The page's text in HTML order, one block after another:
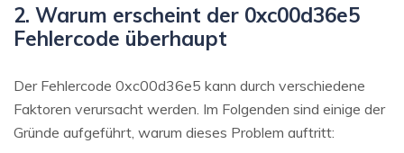
2. Warum erscheint der 0xc00d36e5
Fehlercode überhaupt
Der Fehlercode 0xc00d36e5 kann durch verschiedene
Faktoren verursacht werden. Im Folgenden sind einige der
Gründe aufgeführt, warum dieses Problem auftritt: